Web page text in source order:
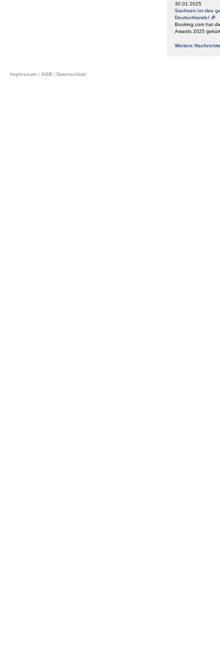
30.01.2025
Sachsen ist das
Deutschlands! 🎉
Booking.com hat
Awards 2025 gekürt
Weitere
Impressum | AGB | Datenschutz